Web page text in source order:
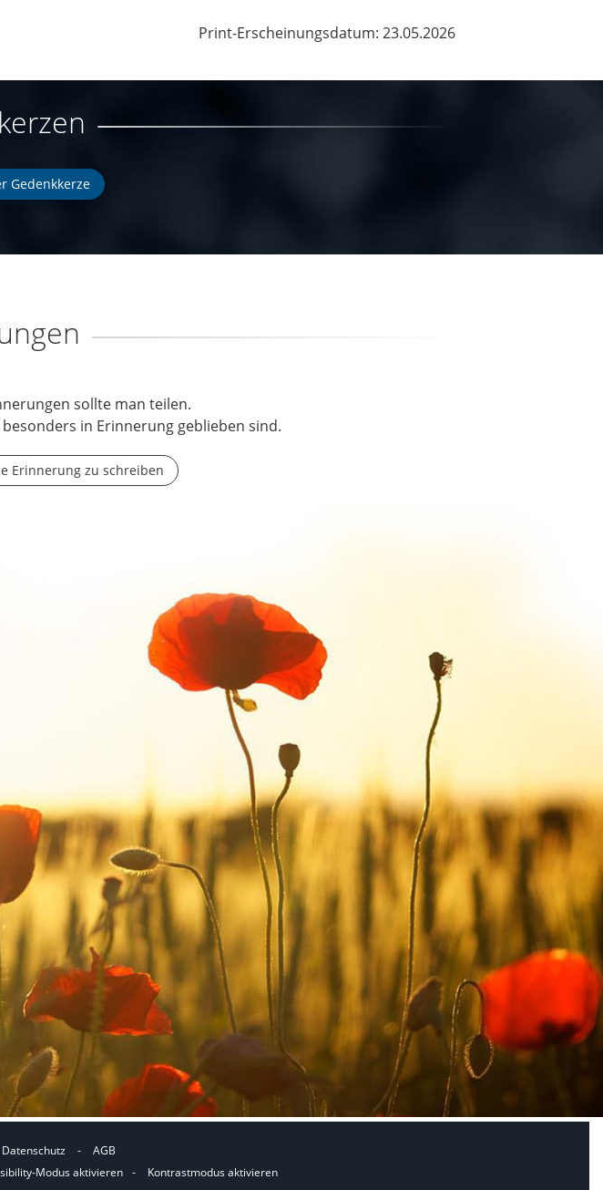
Print-Erscheinungsdatum: 23.05.2026
Gedenkkerze
sollte man teilen.
in Erinnerung geblieben sind.
Erinnerung zu schreiben
Datenschutz -
AGB
Modus aktivieren -
IKontrastmodus aktivieren